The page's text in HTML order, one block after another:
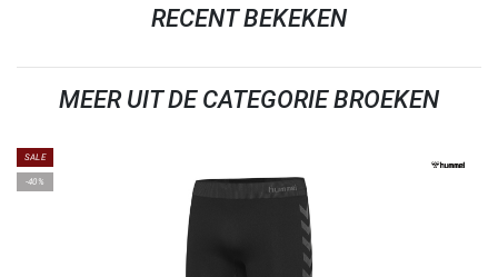
RECENT BEKEKEN
MEER UIT DE CATEGORIE BROEKEN
SALE
-40%